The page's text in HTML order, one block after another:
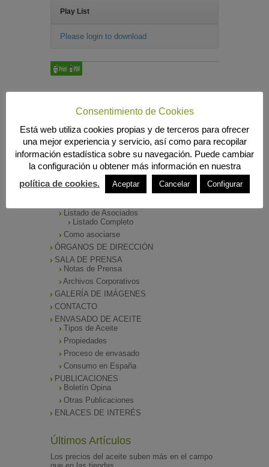
Play List
Please login to download
MENÚ PRINCIPAL
INICIO
ANIERAC
Presentación
Listado de Asociados
Listado Completo
Como asociarse
ÓRGANOS DE DIRECCIÓN
SALA DE PRENSA
Notas de Prensa
Archivos Corporativos
GALERÍA DE IMÁGENES
CONTACTO
ENVASADO DE ACEITE
Tipos de Aceite
Propiedades
Proceso de envasado
Consumo en España
PUBLICACIONES
Boletín Opina
Otras Publicaciones
ENLACES DE INTERÉS
Últimos Artículos
Los precios del aceite suben más en el campo
Consentimiento de Cookies
Está web utiliza cookies propias y de terceros para ofrecer
una mejor experiencia y servicio, así como para recopilar
información estadística sobre su navegación. Puede cambiar
la configuración u obtener más información en nuestra
política de cookies.
Aceptar Cancelar Configurar